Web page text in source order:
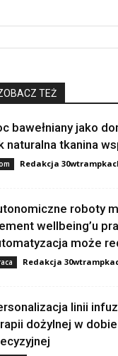
TEŻ
bawełniany jako
naturalna tkanina
Redakcja
roboty
wellbeing’u
może
Redakcja
linii
dożylnej w